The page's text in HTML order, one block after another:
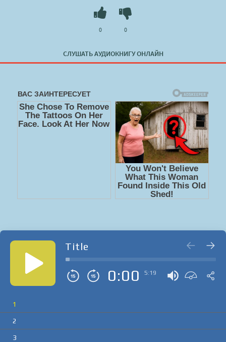
СЛУШАТЬ АУДИОКНИГУ ОНЛАЙН
0 0
Title
0:00 5:19
1
2
3